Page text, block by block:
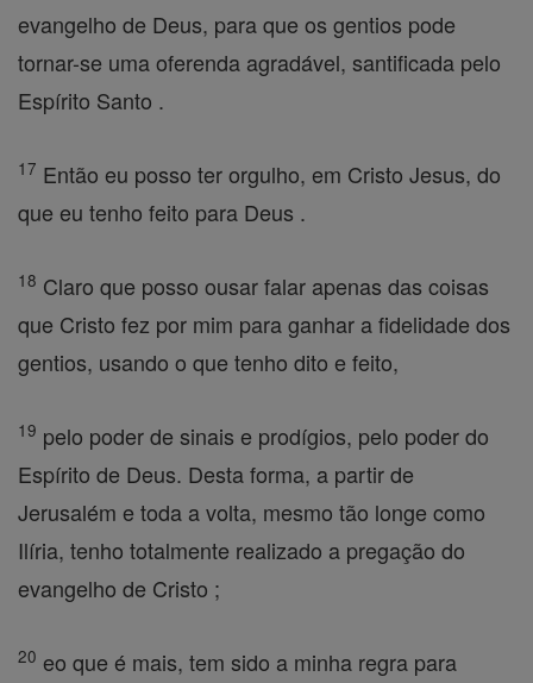
evangelho de Deus, para que os gentios pode
tornar-se uma oferenda agradável, santificada pelo
Espírito Santo .
17 Então eu posso ter orgulho, em Cristo Jesus, do
que eu tenho feito para Deus .
18 Claro que posso ousar falar apenas das coisas
que Cristo fez por mim para ganhar a fidelidade dos
gentios, usando o que tenho dito e feito,
19 pelo poder de sinais e prodígios, pelo poder do
Espírito de Deus. Desta forma, a partir de
Jerusalém e toda a volta, mesmo tão longe como
Ilíria, tenho totalmente realizado a pregação do
evangelho de Cristo ;
20 eo que é mais, tem sido a minha regra para